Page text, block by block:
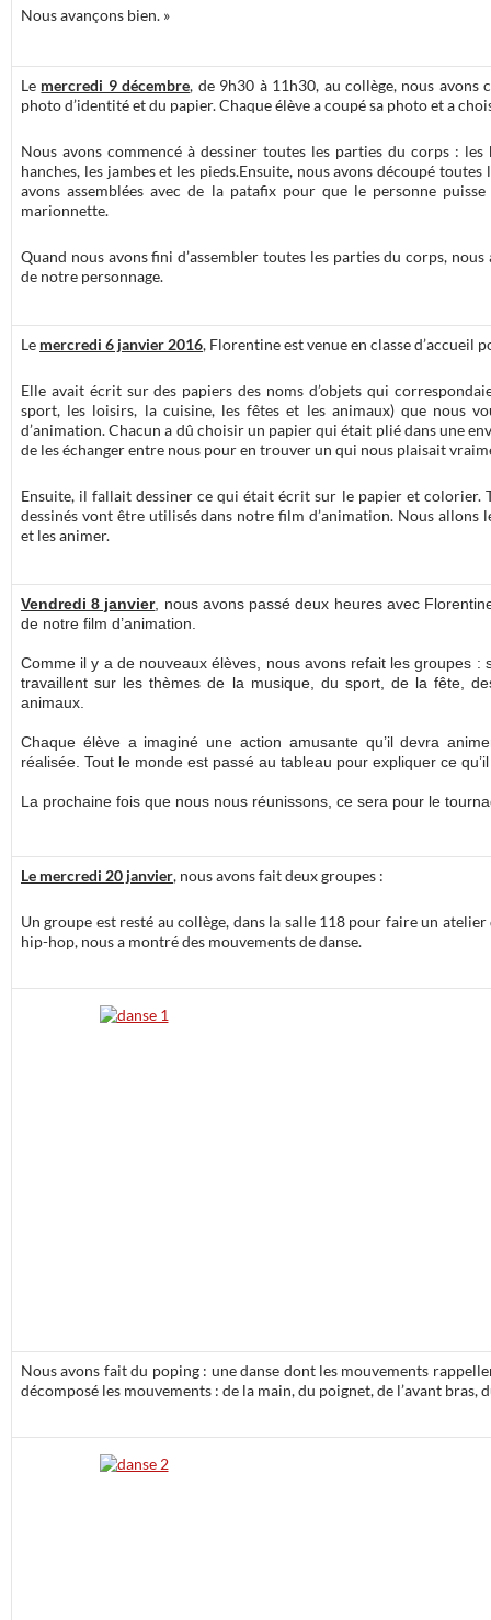
Nous avançons bien. »
Le mercredi 9 décembre, de 9h30 à 11h30, au collège, nous avons
photo d’identité et du papier. Chaque élève a coupé sa photo et a
Nous avons commencé à dessiner toutes les parties du corps :
hanches, les jambes et les pieds.Ensuite, nous avons découpé
avons assemblées avec de la patafix pour que le personne puisse
marionnette.
Quand nous avons fini d’assembler toutes les parties du corps, nous
de notre personnage.
Le mercredi 6 janvier 2016, Florentine est venue en classe d’accueil
Elle avait écrit sur des papiers des noms d’objets qui
sport, les loisirs, la cuisine, les fêtes et les animaux) que nous
d’animation. Chacun a dû choisir un papier qui était plié dans une
de les échanger entre nous pour en trouver un qui nous plaisait
Ensuite, il fallait dessiner ce qui était écrit sur le papier et colorier.
dessinés vont être utilisés dans notre film d’animation. Nous allons
et les animer.
Vendredi 8 janvier, nous avons passé deux heures avec
de notre film d’animation.
Comme il y a de nouveaux élèves, nous avons refait les groupes :
travaillent sur les thèmes de la musique, du sport, de la fête,
animaux.
Chaque élève a imaginé une action amusante qu’il devra
réalisée. Tout le monde est passé au tableau pour expliquer ce
La prochaine fois que nous nous réunissons, ce sera pour le
Le mercredi 20 janvier, nous avons fait deux groupes :
Un groupe est resté au collège, dans la salle 118 pour faire un atelier
hip-hop, nous a montré des mouvements de danse.
Nous avons fait du poping : une danse dont les mouvements
décomposé les mouvements : de la main, du poignet, de l’avant bras,